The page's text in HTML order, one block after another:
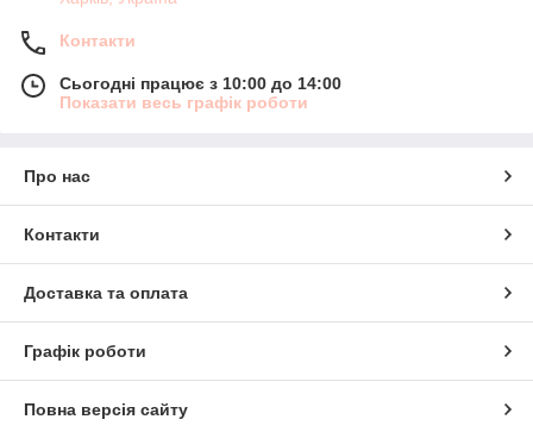
Контакти
Сьогодні працює з 10:00 до 14:00
Показати весь графік роботи
Про нас
Контакти
Доставка та оплата
Графік роботи
Повна версія сайту